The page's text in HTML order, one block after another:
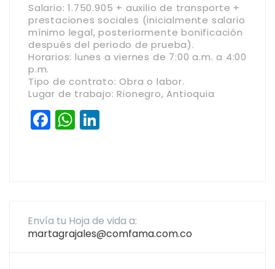
Salario: 1.750.905 + auxilio de transporte +
prestaciones sociales (inicialmente salario
mínimo legal, posteriormente bonificación
después del periodo de prueba).
Horarios: lunes a viernes de 7:00 a.m. a 4:00
p.m.
Tipo de contrato: Obra o labor.
Lugar de trabajo: Rionegro, Antioquia
Facebook
WhatsApp
Envía tu Hoja de vida a:
martagrajales@comfama.com.co